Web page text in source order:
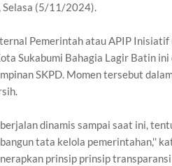
Selasa (5/11/2024).
Pemerintah atau APIP
Sukabumi Bahagia Lagir Batin ini
SKPD. Momen tersebut
dinamis sampai saat ini,
tata kelola pemerintahan,''
prinsip prinsip